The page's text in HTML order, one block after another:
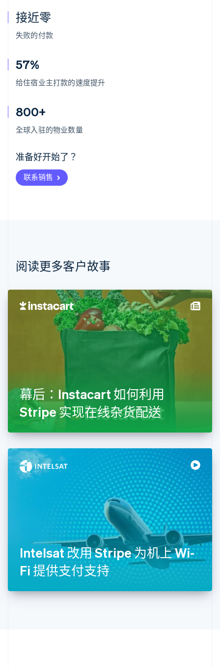
接近零
失败的付款
57%
给住宿业主打款的速度提升
800+
全球入驻的物业数量
准备好开始了？
联系销售
阅读更多客户故事
幕后：Instacart 如何利用
Stripe 实现在线杂货配送
Intelsat 改用 Stripe 为机上 Wi-
Fi 提供支付支持
阿联酋
爱尔兰
爱沙尼亚
English
奥地利
Deutsch English
Nederlands Français Deutsch
波兰
丹麦
德国
DeutschEnglish
English
加拿大
EnglishFrançais
捷克
克罗地亚
拉脱维亚
English
立陶宛
列支敦士登
English
Deutsch English
罗马尼亚
English
马尔他
English
马来西亚
美国